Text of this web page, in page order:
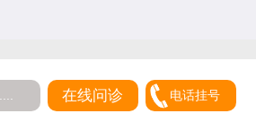
在线问诊 电话挂号
5